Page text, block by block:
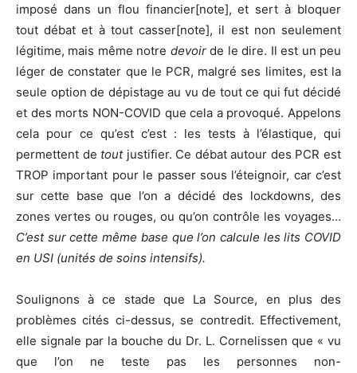
imposé dans un flou financier[note], et sert à bloquer
tout débat et à tout casser[note], il est non seulement
légitime, mais même notre devoirde le dire. Il est un peu
léger de constater que le PCR, malgré ses limites, est la
seule option de dépistage au vu de tout ce qui fut décidé
et des morts NON-COVID que cela a provoqué. Appelons
cela pour ce qu’est c’est : les tests à l’élastique, qui
permettent de toutjustifier. Ce débat autour des PCR est
TROP important pour le passer sous l’éteignoir, car c’est
sur cette base que l’on a décidé des lockdowns, des
zones vertes ou rouges, ou qu’on contrôle les voyages…
C’est sur cette même base que l’on calcule les lits COVID
en USI (unités de soins intensifs).
Soulignons à ce stade que La Source, en plus des
problèmes cités ci-dessus, se contredit. Effectivement,
elle signale par la bouche du Dr. L. Cornelissen que « vu
que l’on ne teste pas les personnes non-